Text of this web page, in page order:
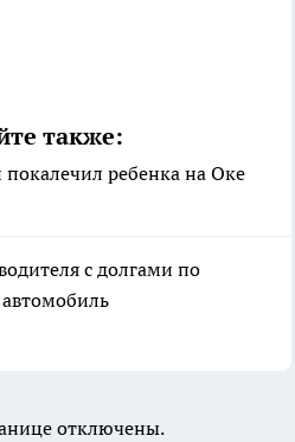
также:
ребенка на Оке
с долгами по
отключены.